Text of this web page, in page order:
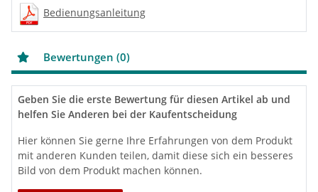
Bedienungsanleitung
Bewertungen (0)
Geben Sie die erste Bewertung für diesen Artikel ab und
helfen Sie Anderen bei der Kaufentscheidung
Hier können Sie gerne Ihre Erfahrungen von dem Produkt
mit anderen Kunden teilen, damit diese sich ein besseres
Bild von dem Produkt machen können.